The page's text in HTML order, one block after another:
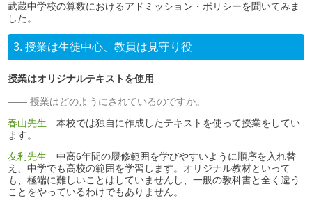
武蔵中学校の算数におけるアドミッション・ポリシーを聞いてみま
した。
3. 授業は生徒中心、教員は見守り役
授業はオリジナルテキストを使用
授業はどのようにされているのですか。
春山先生 本校では独自に作成したテキストを使って授業をしてい
ます。
友利先生 中高6年間の履修範囲を学びやすいように順序を入れ替
え、中学でも高校の範囲を学習します。オリジナル教材といって
も、極端に難しいことはしていませんし、一般の教科書と全く違う
ことをやっているわけでもありません。